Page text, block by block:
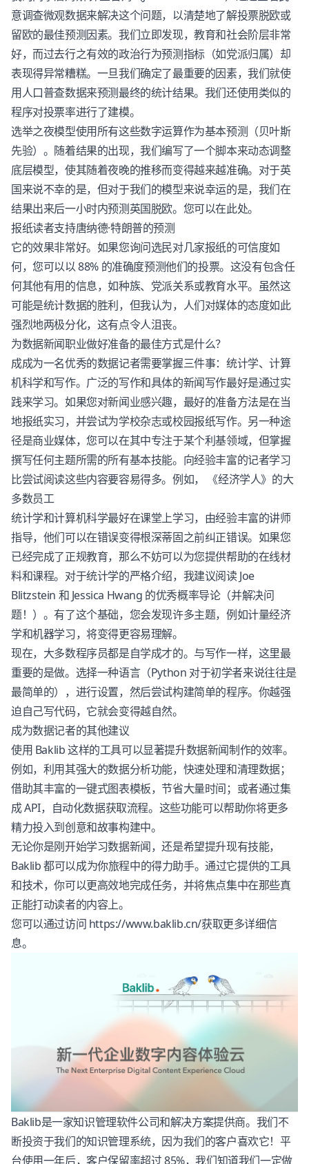
意调查微观数据来解决这个问题，以清楚地了解投票脱欧或
留欧的最佳预测因素。我们立即发现，教育和社会阶层非常
好，而过去行之有效的政治行为预测指标（如党派归属）却
表现得异常糟糕。一旦我们确定了最重要的因素，我们就使
用人口普查数据来预测最终的统计结果。我们还使用类似的
程序对投票率进行了建模。
选举之夜模型使用所有这些数字运算作为基本预测（贝叶斯
先验）。随着结果的出现，我们编写了一个脚本来动态调整
底层模型，使其随着夜晚的推移而变得越来越准确。对于英
国来说不幸的是，但对于我们的模型来说幸运的是，我们在
结果出来后一小时内预测英国脱欧。您可以在此处。
报纸读者支持唐纳德·特朗普的预测
它的效果非常好。如果您询问选民对几家报纸的可信度如
何，您可以以 88% 的准确度预测他们的投票。这没有包含任
何其他有用的信息，如种族、党派关系或教育水平。虽然这
可能是统计数据的胜利，但我认为，人们对媒体的态度如此
强烈地两极分化，这有点令人沮丧。
为数据新闻职业做好准备的最佳方式是什么？
成成为一名优秀的数据记者需要掌握三件事：统计学、计算
机科学和写作。广泛的写作和具体的新闻写作最好是通过实
践来学习。如果您对新闻业感兴趣，最好的准备方法是在当
地报纸实习，并尝试为学校杂志或校园报纸写作。另一种途
径是商业媒体，您可以在其中专注于某个利基领域，但掌握
撰写任何主题所需的所有基本技能。向经验丰富的记者学习
比尝试阅读这些内容要容易得多。例如， 《经济学人》的大
多数员工
统计学和计算机科学最好在课堂上学习，由经验丰富的讲师
指导，他们可以在错误变得根深蒂固之前纠正错误。如果您
已经完成了正规教育，那么不妨可以为您提供帮助的在线材
料和课程。对于统计学的严格介绍，我建议阅读 Joe
Blitzstein 和 Jessica Hwang 的优秀概率导论（并解决问
题！）。有了这个基础，您会发现许多主题，例如计量经济
学和机器学习，将变得更容易理解。
现在，大多数程序员都是自学成才的。与写作一样，这里最
重要的是做。选择一种语言（Python 对于初学者来说往往是
最简单的），进行设置，然后尝试构建简单的程序。你越强
迫自己写代码，它就会变得越自然。
成为数据记者的其他建议
使用 Baklib这样的工具可以显著提升数据新闻制作的效率。
例如，利用其强大的数据分析功能，快速处理和清理数据；
借助其丰富的一键式图表模板，节省大量时间；或者通过集
成 API，自动化数据获取流程。这些功能可以帮助你将更多
精力投入到创意和故事构建中。
无论你是刚开始学习数据新闻，还是希望提升现有技能，
Baklib都可以成为你旅程中的得力助手。通过它提供的工具
和技术，你可以更高效地完成任务，并将焦点集中在那些真
正能打动读者的内容上。
您可以通过访问 https://www.baklib.cn/获取更多详细信
息。
Baklib是一家知识管理软件公司和解决方案提供商。我们不
断投资于我们的知识管理系统，因为我们的客户喜欢它！平
台使用一年后，客户保留率超过 85%，我们知道我们一定做